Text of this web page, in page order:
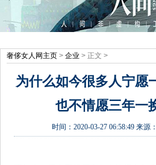
奢侈女人网主页 > 企业 > 正文 >
为什么如今很多人宁愿
也不情愿三年一
时间：2020-03-27 06:58:49 来源